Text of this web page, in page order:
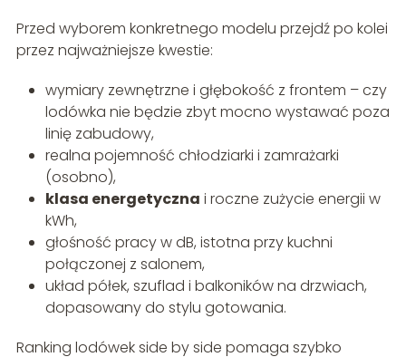
Przed wyborem konkretnego modelu przejdź po kolei
przez najważniejsze kwestie:
wymiary zewnętrzne i głębokość z frontem – czy
lodówka nie będzie zbyt mocno wystawać poza
linię zabudowy,
realna pojemność chłodziarki i zamrażarki
(osobno),
klasa energetyczna i roczne zużycie energii w
kWh,
głośność pracy w dB, istotna przy kuchni
połączonej z salonem,
układ półek, szuflad i balkoników na drzwiach,
dopasowany do stylu gotowania.
Ranking lodówek side by side pomaga szybko